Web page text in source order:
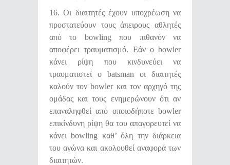
16. Οι διαιτητές έχουν υποχρέωση να
προστατεύουν τους άπειρους αθλητές
από το bowling που πιθανόν να
αποφέρει τραυματισμό. Εάν ο bowler
κάνει ρίψη που κινδυνεύει να
τραυματιστεί ο batsman οι διαιτητές
καλούν τον bowler και τον αρχηγό της
ομάδας και τους ενημερώνουν ότι αν
επαναληφθεί από οποιοδήποτε bowler
επικίνδυνη ρίψη θα του απαγορευτεί να
κάνει bowling καθ’ όλη την διάρκεια
του αγώνα και ακολουθεί αναφορά των
διαιτητών.